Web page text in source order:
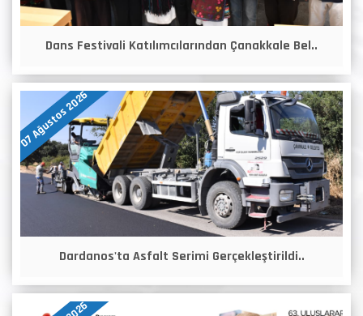
Dans Festivali Katılımcılarından Çanakkale Bel..
07 Ağustos 2026
Dardanos'ta Asfalt Serimi Gerçekleştirildi..